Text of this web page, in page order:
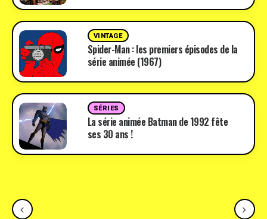
VINTAGE
Spider-Man : les premiers épisodes de la
série animée (1967)
SÉRIES
La série animée Batman de 1992 fête
ses 30 ans !